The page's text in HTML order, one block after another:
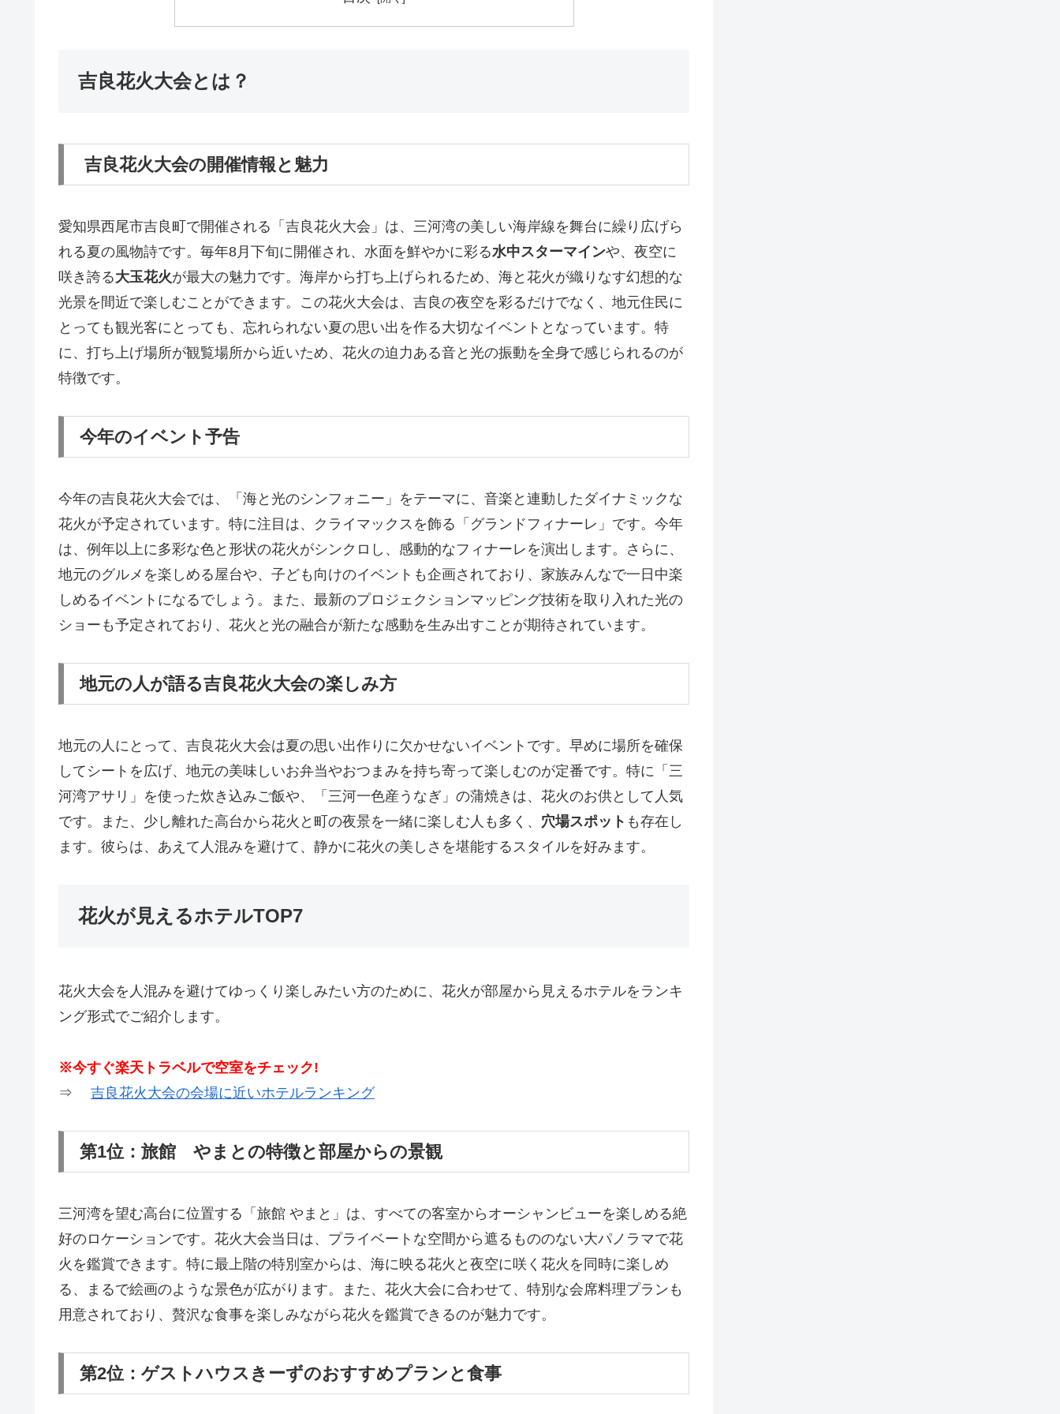
吉良花火大会とは？
吉良花火大会の開催情報と魅力
愛知県西尾市吉良町で開催される「吉良花火大会」は、三河湾の美しい海岸線を舞台に繰り広げら
れる夏の風物詩です。毎年8月下旬に開催され、水面を鮮やかに彩る水中スターマインや、夜空に
咲き誇る大玉花火が最大の魅力です。海岸から打ち上げられるため、海と花火が織りなす幻想的な
光景を間近で楽しむことができます。この花火大会は、吉良の夜空を彩るだけでなく、地元住民に
とっても観光客にとっても、忘れられない夏の思い出を作る大切なイベントとなっています。特
に、打ち上げ場所が観覧場所から近いため、花火の迫力ある音と光の振動を全身で感じられるのが
特徴です。
今年のイベント予告
今年の吉良花火大会では、「海と光のシンフォニー」をテーマに、音楽と連動したダイナミックな
花火が予定されています。特に注目は、クライマックスを飾る「グランドフィナーレ」です。今年
は、例年以上に多彩な色と形状の花火がシンクロし、感動的なフィナーレを演出します。さらに、
地元のグルメを楽しめる屋台や、子ども向けのイベントも企画されており、家族みんなで一日中楽
しめるイベントになるでしょう。また、最新のプロジェクションマッピング技術を取り入れた光の
ショーも予定されており、花火と光の融合が新たな感動を生み出すことが期待されています。
地元の人が語る吉良花火大会の楽しみ方
地元の人にとって、吉良花火大会は夏の思い出作りに欠かせないイベントです。早めに場所を確保
してシートを広げ、地元の美味しいお弁当やおつまみを持ち寄って楽しむのが定番です。特に「三
河湾アサリ」を使った炊き込みご飯や、「三河一色産うなぎ」の蒲焼きは、花火のお供として人気
です。また、少し離れた高台から花火と町の夜景を一緒に楽しむ人も多く、 穴場スポット も存在し
ます。彼らは、あえて人混みを避けて、静かに花火の美しさを堪能するスタイルを好みます。
花火が見えるホテルTOP7
花火大会を人混みを避けてゆっくり楽しみたい方のために、花火が部屋から見えるホテルをランキ
ング形式でご紹介します。
※今すぐ楽天トラベルで空室をチェック!
⇒ 吉良花火大会の会場に近いホテルランキング
第1位：旅館 やまとの特徴と部屋からの景観
三河湾を望む高台に位置する「旅館 やまと」は、すべての客室からオーシャンビューを楽しめる絶
好のロケーションです。花火大会当日は、プライベートな空間から遮るもののない大パノラマで花
火を鑑賞できます。特に最上階の特別室からは、海に映る花火と夜空に咲く花火を同時に楽しめ
る、まるで絵画のような景色が広がります。また、花火大会に合わせて、特別な会席料理プランも
用意されており、贅沢な食事を楽しみながら花火を鑑賞できるのが魅力です。
第2位：ゲストハウスきーずのおすすめプランと食事